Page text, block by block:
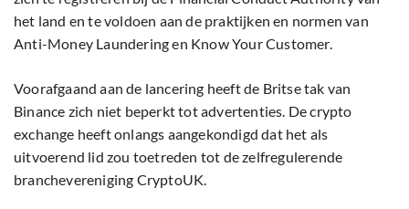
het land en te voldoen aan de praktijken en normen van
Anti-Money Laundering en Know Your Customer.
Voorafgaand aan de lancering heeft de Britse tak van
Binance zich niet beperkt tot advertenties. De crypto
exchange heeft onlangs aangekondigd dat het als
uitvoerend lid zou toetreden tot de zelfregulerende
branchevereniging CryptoUK.